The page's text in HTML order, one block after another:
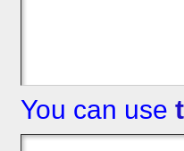
You can use